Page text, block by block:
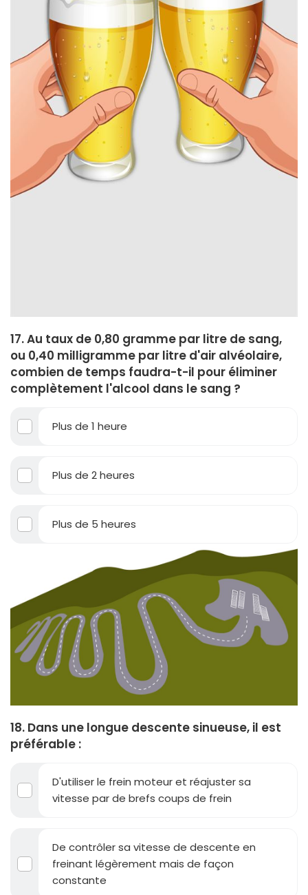
17. Au taux de 0,80 gramme par litre de sang,
ou 0,40 milligramme par litre d'air alvéolaire,
combien de temps faudra-t-il pour éliminer
complètement l'alcool dans le sang ?
Plus de 1 heure
Plus de 2 heures
Plus de 5 heures
18. Dans une longue descente sinueuse, il est
préférable :
D'utiliser le frein moteur et réajuster sa
vitesse par de brefs coups de frein
De contrôler sa vitesse de descente en
freinant légèrement mais de façon
constante